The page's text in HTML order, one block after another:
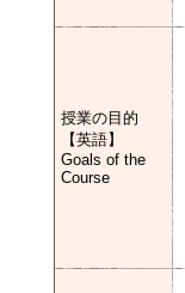
授業の目的
【英語】
Goals of the
Course